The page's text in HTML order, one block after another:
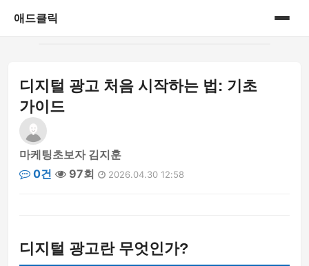
애드클릭
게시판
디지털 광고 처음 시작하는 법: 기초
가이드
마케팅초보자 김지훈
0건
97회 2026.04.30 12:58
디지털 광고란 무엇인가?